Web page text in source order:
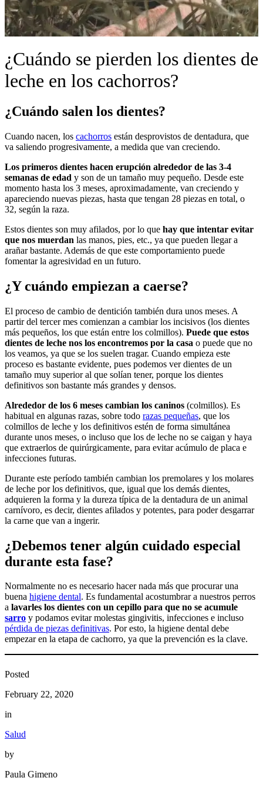
¿Cuándo se pierden los dientes de
leche en los cachorros?
¿Cuándo salen los dientes?
Cuando nacen, los cachorros están desprovistos de dentadura, que
va saliendo progresivamente, a medida que van creciendo.
Los primeros dientes hacen erupción alrededor de las 3-4
semanas de edad y son de un tamaño muy pequeño. Desde este
momento hasta los 3 meses, aproximadamente, van creciendo y
apareciendo nuevas piezas, hasta que tengan 28 piezas en total, o
32, según la raza.
Estos dientes son muy afilados, por lo que hay que intentar evitar
que nos muerdan las manos, pies, etc., ya que pueden llegar a
arañar bastante. Además de que este comportamiento puede
fomentar la agresividad en un futuro.
¿Y cuándo empiezan a caerse?
El proceso de cambio de dentición también dura unos meses. A
partir del tercer mes comienzan a cambiar los incisivos (los dientes
más pequeños, los que están entre los colmillos). Puede que estos
dientes de leche nos los encontremos por la casa o puede que no
los veamos, ya que se los suelen tragar. Cuando empieza este
proceso es bastante evidente, pues podemos ver dientes de un
tamaño muy superior al que solían tener, porque los dientes
definitivos son bastante más grandes y densos.
Alrededor de los 6 meses cambian los caninos (colmillos). Es
habitual en algunas razas, sobre todo razas pequeñas, que los
colmillos de leche y los definitivos estén de forma simultánea
durante unos meses, o incluso que los de leche no se caigan y haya
que extraerlos de quirúrgicamente, para evitar acúmulo de placa e
infecciones futuras.
Durante este período también cambian los premolares y los molares
de leche por los definitivos, que, igual que los demás dientes,
adquieren la forma y la dureza típica de la dentadura de un animal
carnívoro, es decir, dientes afilados y potentes, para poder desgarrar
la carne que van a ingerir.
¿Debemos tener algún cuidado especial
durante esta fase?
Normalmente no es necesario hacer nada más que procurar una
buena higiene dental. Es fundamental acostumbrar a nuestros perros
a lavarles los dientes con un cepillo para que no se acumule
sarro y podamos evitar molestas gingivitis, infecciones e incluso
pérdida de piezas definitivas. Por esto, la higiene dental debe
empezar en la etapa de cachorro, ya que la prevención es la clave.
Posted
February 22, 2020
in
Salud
by
Paula Gimeno